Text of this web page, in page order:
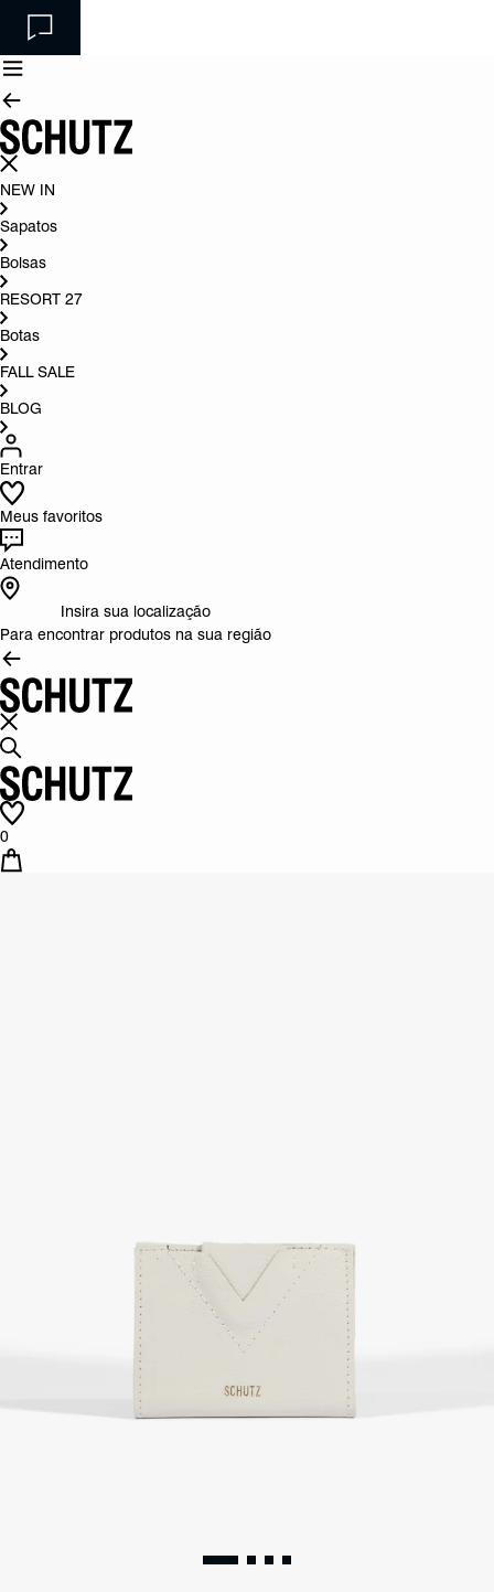
NEW IN
Sapatos
Bolsas
RESORT 27
Botas
FALL SALE
BLOG
Entrar
Meus favoritos
Atendimento
Insira sua localização
Para encontrar produtos na sua região
0